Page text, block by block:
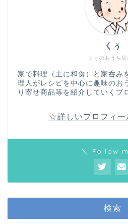
くぅのおうち居
くぅ
家で料理（主に和食）と家呑み
理人がレシピを中心に趣味のお
り寄せ商品等を紹介していくブ
☆詳しいプロフィ
＼ Follow
検索